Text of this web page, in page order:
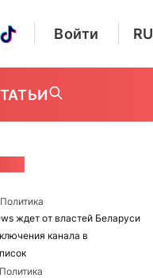
Войти RU
Политика
ждет от властей Беларуси
канала в
Политика